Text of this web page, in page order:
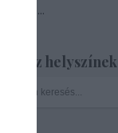
...
Szinház helyszínek